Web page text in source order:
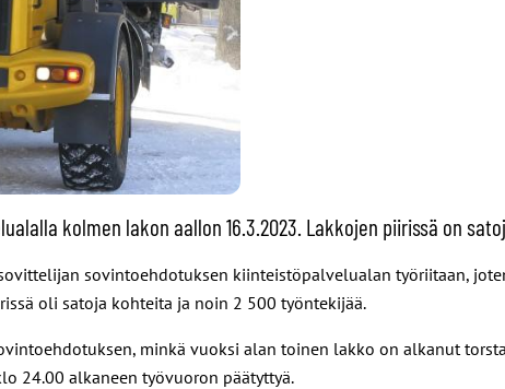
kolmen lakon aallon 16.3.2023. Lakkojen piirissä on
sovintoehdotuksen kiinteistöpalvelualan työriitaan,
oli satoja kohteita ja noin 2 500 työntekijää.
minkä vuoksi alan toinen lakko on alkanut
24.00 alkaneen työvuoron päätyttyä.